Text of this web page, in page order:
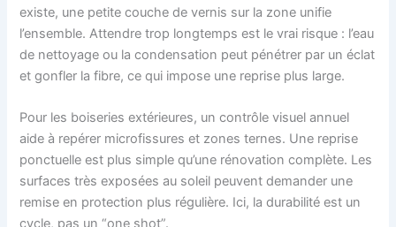
existe, une petite couche de vernis sur la zone unifie
l’ensemble. Attendre trop longtemps est le vrai risque : l’eau
de nettoyage ou la condensation peut pénétrer par un éclat
et gonfler la fibre, ce qui impose une reprise plus large.
Pour les boiseries extérieures, un contrôle visuel annuel
aide à repérer microfissures et zones ternes. Une reprise
ponctuelle est plus simple qu’une rénovation complète. Les
surfaces très exposées au soleil peuvent demander une
remise en protection plus régulière. Ici, la durabilité est un
cycle, pas un “one shot”.